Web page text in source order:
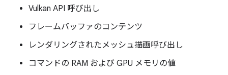
Vulkan API 呼び出し
フレームバッファのコンテンツ
レンダリングされたメッシュ描画呼び出し
コマンドの RAM および GPU メモリの値